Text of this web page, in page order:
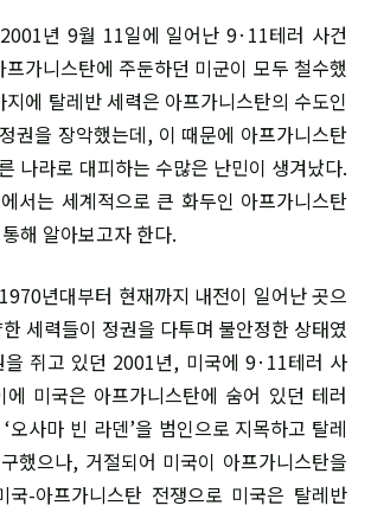
년 9월 11일에 일어난 9·11테러 사건
가니스탄에 주둔하던 미군이 모두 철수했
에 탈레반 세력은 아프가니스탄의 수도인
권을 장악했는데, 이 때문에 아프가니스탄
나라로 대피하는 수많은 난민이 생겨났다.
서는 세계적으로 큰 화두인 아프가니스탄
해 알아보고자 한다.
년대부터 현재까지 내전이 일어난 곳으
세력들이 정권을 다투며 불안정한 상태였
을 쥐고 있던 2001년, 미국에 9·11테러 사
에 미국은 아프가니스탄에 숨어 있던 테러
오사마 빈 라덴’을 범인으로 지목하고 탈레
했으나, 거절되어 미국이 아프가니스탄을
국-아프가니스탄 전쟁으로 미국은 탈레반